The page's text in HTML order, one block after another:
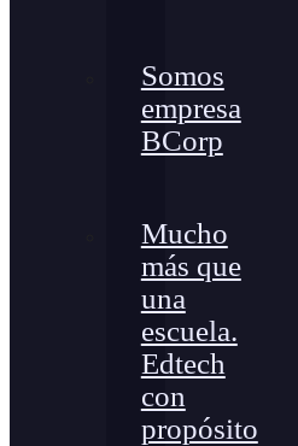
Somos
empresa
BCorp
Mucho
más que
una
escuela.
Edtech
con
propósito